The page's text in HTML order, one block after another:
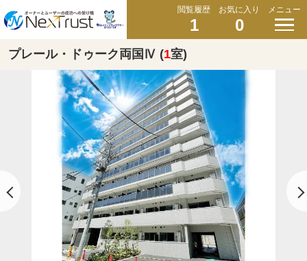
閲覧履歴
1
お気に入り
0
メニュー
プレール・ドゥーク両国Ⅳ (1室)